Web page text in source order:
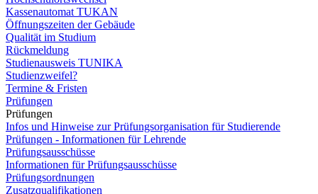
Kassenautomat TUKAN
Öffnungszeiten der Gebäude
Qualität im Studium
Rückmeldung
Studienausweis TUNIKA
Studienzweifel?
Termine & Fristen
Prüfungen
Prüfungen
Infos und Hinweise zur Prüfungsorganisation für Studierende
Prüfungen - Informationen für Lehrende
Prüfungsausschüsse
Informationen für Prüfungsausschüsse
Prüfungsordnungen
Zusatzqualifikationen